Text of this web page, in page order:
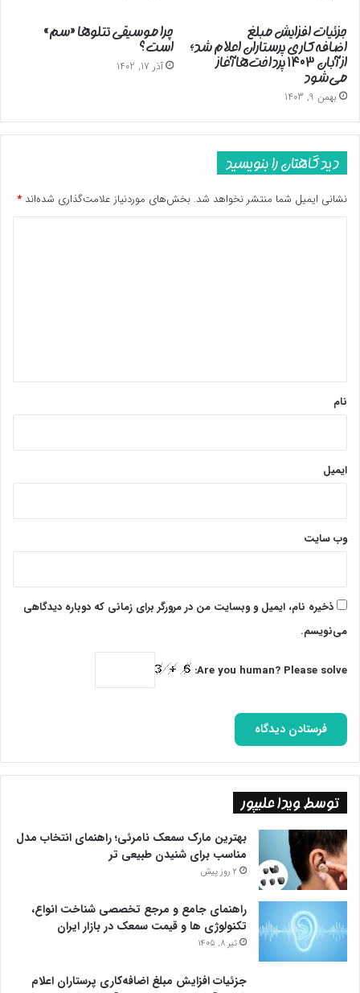
جزئیات افزایش مبلغ
اضافه‌کاری پرستاران اعلام شد؛
از آبان ۱۴۰۳ پرداخت‌ها آغاز
می‌شود
بهمن 9, 1403
چرا موسیقی تتلوها «سم»
است؟
آذر 17, 1402
دیدگاهتان را بنویسید
نشانی ایمیل شما منتشر نخواهد شد. بخش‌های موردنیاز علامت‌گذاری شده‌اند *
نام
ایمیل
وب‌ سایت
ذخیره نام، ایمیل و وبسایت من در مرورگر برای زمانی که دوباره دیدگاهی
می‌نویسم.
Are you human? Please solve:
توسط ویدا علیپور
بهترین مارک سمعک نامرئی؛ راهنمای انتخاب مدل
مناسب برای شنیدن طبیعی تر
2 روز پیش
راهنمای جامع و مرجع تخصصی شناخت انواع،
تکنولوژی ها و قیمت سمعک در بازار ایران
تیر 8, 1405
جزئیات افزایش مبلغ اضافه‌کاری پرستاران اعلام